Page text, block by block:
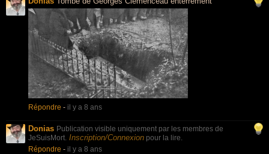
Répondre - il y a 8 ans
Donias Publication visible uniquement par les membres de
JeSuisMort. Inscription/Connexion pour la lire.
Répondre - il y a 8 ans